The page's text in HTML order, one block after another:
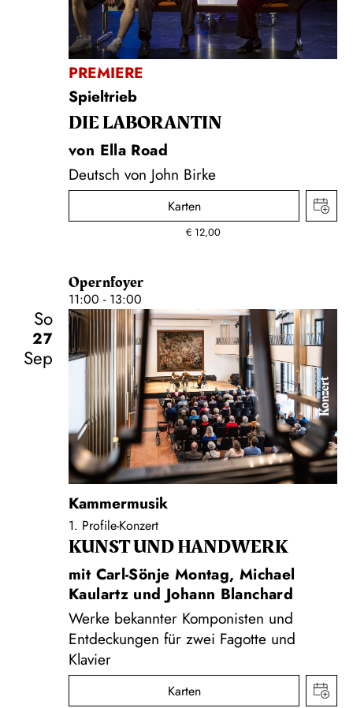
PREMIERE
Spieltrieb
DIE LA­BO­RAN­TIN
von Ella Road
Deutsch von John Birke
Karten
€ 12,00
Opernfoyer
11:00 - 13:00
So
27
Sep
Konzert
Kammermusik
1. Profile-Konzert
KUNST UND HAND­WERK
mit Carl-Sönje Montag, Michael
Kaulartz und Johann Blanchard
Werke bekannter Komponisten und
Entdeckungen für zwei Fagotte und
Klavier
Karten